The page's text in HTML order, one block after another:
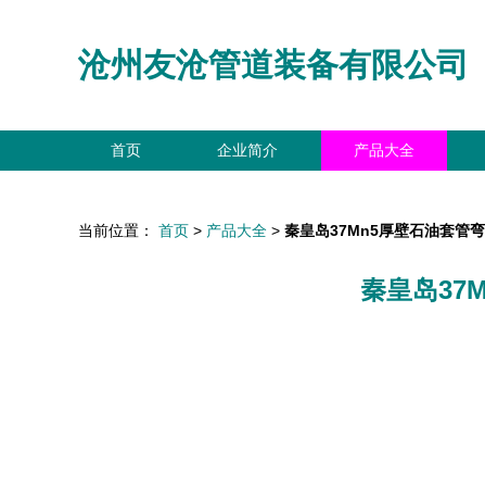
沧州友沧管道装备有限公司
首页 企业简介 产品大全
当前位置： 首页 > 产品大全 > 秦皇岛37Mn5厚壁石油套管
秦皇岛